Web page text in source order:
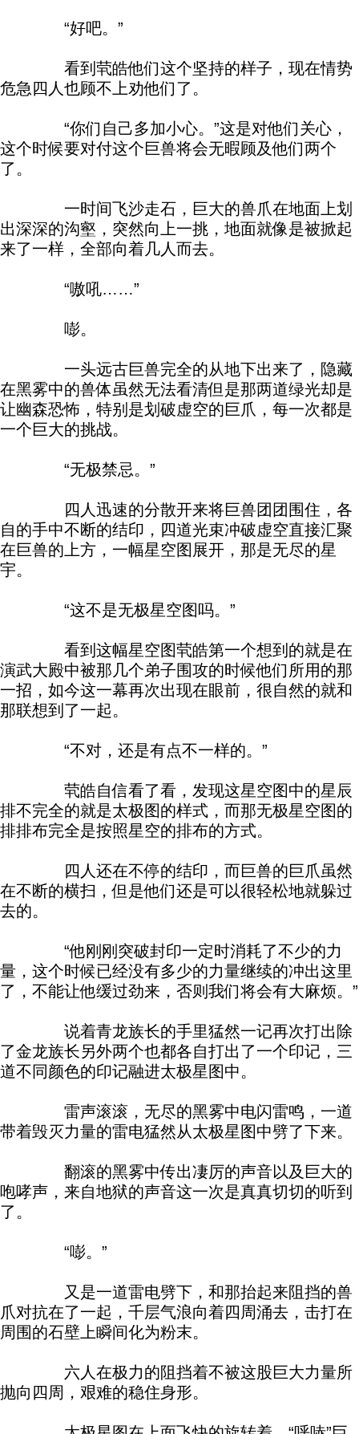
“好吧。”
看到茕皓他们这个坚持的样子，现在情势
危急四人也顾不上劝他们了。
“你们自己多加小心。”这是对他们关心，
这个时候要对付这个巨兽将会无暇顾及他们两个
了。
一时间飞沙走石，巨大的兽爪在地面上划
出深深的沟壑，突然向上一挑，地面就像是被掀起
来了一样，全部向着几人而去。
“嗷吼……”
嘭。
一头远古巨兽完全的从地下出来了，隐藏
在黑雾中的兽体虽然无法看清但是那两道绿光却是
让幽森恐怖，特别是划破虚空的巨爪，每一次都是
一个巨大的挑战。
“无极禁忌。”
四人迅速的分散开来将巨兽团团围住，各
自的手中不断的结印，四道光束冲破虚空直接汇聚
在巨兽的上方，一幅星空图展开，那是无尽的星
宇。
“这不是无极星空图吗。”
看到这幅星空图茕皓第一个想到的就是在
演武大殿中被那几个弟子围攻的时候他们所用的那
一招，如今这一幕再次出现在眼前，很自然的就和
那联想到了一起。
“不对，还是有点不一样的。”
茕皓自信看了看，发现这星空图中的星辰
排不完全的就是太极图的样式，而那无极星空图的
排排布完全是按照星空的排布的方式。
四人还在不停的结印，而巨兽的巨爪虽然
在不断的横扫，但是他们还是可以很轻松地就躲过
去的。
“他刚刚突破封印一定时消耗了不少的力
量，这个时候已经没有多少的力量继续的冲出这里
了，不能让他缓过劲来，否则我们将会有大麻烦。”
说着青龙族长的手里猛然一记再次打出除
了金龙族长另外两个也都各自打出了一个印记，三
道不同颜色的印记融进太极星图中。
雷声滚滚，无尽的黑雾中电闪雷鸣，一道
带着毁灭力量的雷电猛然从太极星图中劈了下来。
翻滚的黑雾中传出凄厉的声音以及巨大的
咆哮声，来自地狱的声音这一次是真真切切的听到
了。
“嘭。”
又是一道雷电劈下，和那抬起来阻挡的兽
爪对抗在了一起，千层气浪向着四周涌去，击打在
周围的石壁上瞬间化为粉末。
六人在极力的阻挡着不被这股巨大力量所
抛向四周，艰难的稳住身形。